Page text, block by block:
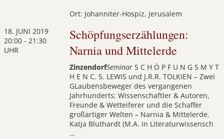
Ort: Johanniter-Hospiz, Jerusalem
18. JUNI 2019
20:00 - 21:30
UHR
Schöpfungserzählungen:
Narnia und Mittelerde
ZinzendorfSeminar S C H Ö P F U N G S M Y T
H E N C. S. LEWIS und J.R.R. TOLKIEN – Zwei
GLaubensbeweger des vergangenen
Jahrhunderts; Wissenschaftler & Autoren,
Freunde & Wetteiferer und die Schaffer
großartiger Welten – Narnia & Mittelerde.
Katja Bluthardt (M.A. in Literaturwissensch
…